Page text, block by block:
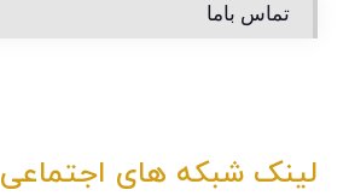
تماس باما
لینک شبکه های اجتماعی